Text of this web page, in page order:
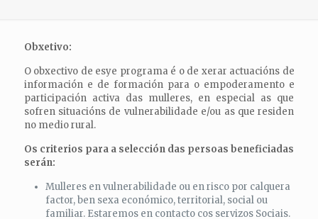
Obxetivo:
O obxectivo de esye programa é o de xerar actuacións de
información e de formación para o empoderamento e
participación activa das mulleres, en especial as que
sofren situacións de vulnerabilidade e/ou as que residen
no medio rural.
Os criterios para a selección das persoas beneficiadas
serán:
Mulleres en vulnerabilidade ou en risco por calquera
factor, ben sexa económico, territorial, social ou
familiar. Estaremos en contacto cos servizos Sociais.